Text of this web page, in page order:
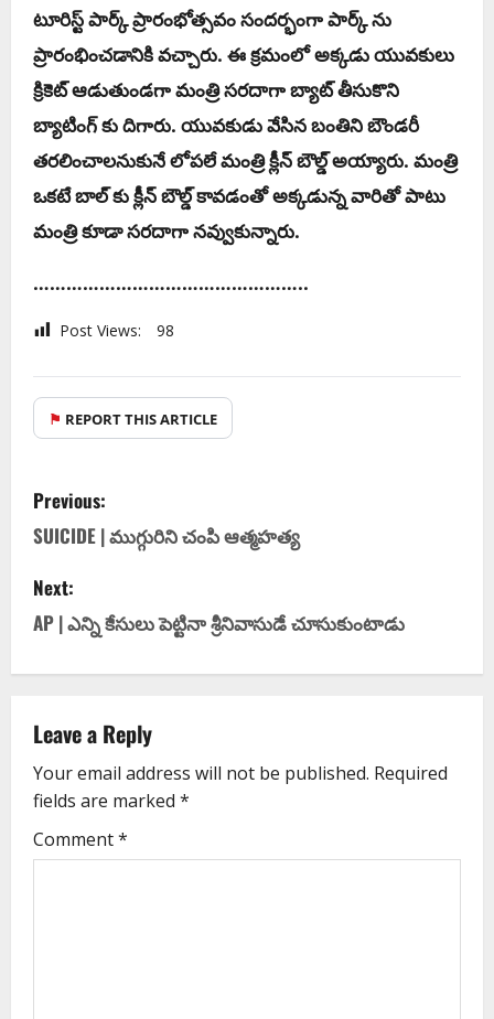
టూరిస్ట్ పార్క్ ప్రారంభోత్స‌వం సంద‌ర్భంగా పార్క్ ను
ప్రారంభించ‌డానికి వ‌చ్చారు. ఈ క్ర‌మంలో అక్క‌డు యువ‌కులు
క్రికెట్ ఆడుతుండ‌గా మంత్రి స‌ర‌దాగా బ్యాట్ తీసుకొని
బ్యాటింగ్ కు దిగారు. యువ‌కుడు వేసిన బంతిని బౌండ‌రీ
త‌ర‌లించాల‌నుకునే లోప‌లే మంత్రి క్లీన్ బౌల్డ్ అయ్యారు. మంత్రి
ఒక‌టే బాల్ కు క్లీన్ బౌల్డ్ కావ‌డంతో అక్క‌డున్న వారితో పాటు
మంత్రి కూడా స‌ర‌దాగా న‌వ్వుకున్నారు.
…………………………………………..
Post Views: 98
⚑ REPORT THIS ARTICLE
Previous:
SUICIDE | ముగ్గురిని చంపి ఆత్మ‌హ‌త్య‌
Next:
AP | ఎన్ని కేసులు పెట్టినా శ్రీనివాసుడే చూసుకుంటాడు
Leave a Reply
Your email address will not be published. Required
fields are marked *
Comment*